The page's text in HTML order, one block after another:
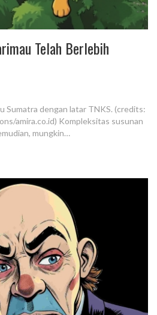
Telah Berlebih
Sumatra dengan latar TNKS. (credits:
amira.co.id) Kompleksitas susunan
mungkin…